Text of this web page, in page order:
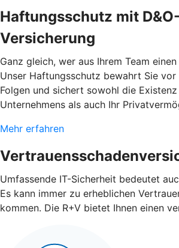
Haftungsschutz mit D&O-
Versicherung
Ganz gleich, wer aus Ihrem Team
Unser Haftungsschutz bewahrt Sie
Folgen und sichert sowohl die Existenz
Unternehmens als auch Ihr
Mehr erfahren
Umfassende IT-Sicherheit bedeutet
Es kann immer zu erheblichen
kommen. Die R+V bietet Ihnen einen